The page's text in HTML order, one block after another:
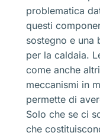
problematica
questi
sostegno e una
per la caldaia.
come anche
meccanismi in
permette di
Solo che se ci
che